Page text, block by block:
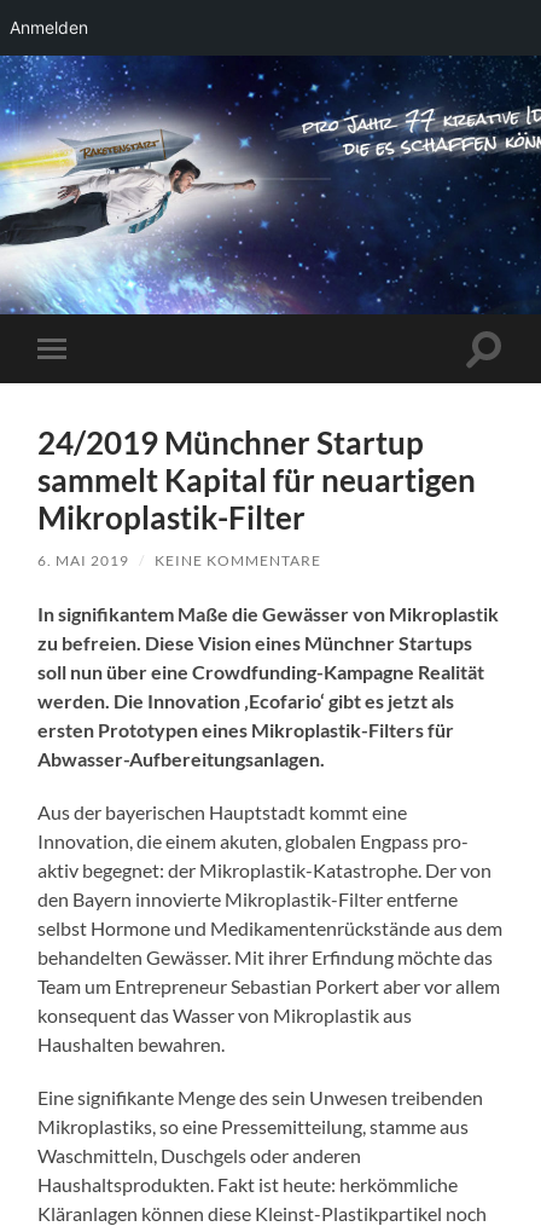
Anmelden
RAKETENSTART
Pro Jahr 77 kreative Ideen, die es schaffen
können ...
Mobile-
Menü
24/2019 Münchner Startup
sammelt Kapital für neuartigen
Mikroplastik-Filter
6. MAI 2019 / KEINE KOMMENTARE
In signifikantem Maße die Gewässer von Mikroplastik
zu befreien. Diese Vision eines Münchner Startups
soll nun über eine Crowdfunding-Kampagne Realität
werden. Die Innovation ‚Ecofario‘ gibt es jetzt als
ersten Prototypen eines Mikroplastik-Filters für
Abwasser-Aufbereitungsanlagen.
Aus der bayerischen Hauptstadt kommt eine
Innovation, die einem akuten, globalen Engpass pro-
aktiv begegnet: der Mikroplastik-Katastrophe. Der von
den Bayern innovierte Mikroplastik-Filter entferne
selbst Hormone und Medikamentenrückstände aus dem
behandelten Gewässer. Mit ihrer Erfindung möchte das
Team um Entrepreneur Sebastian Porkert aber vor allem
konsequent das Wasser von Mikroplastik aus
Haushalten bewahren.
Eine signifikante Menge des sein Unwesen treibenden
Mikroplastiks, so eine Pressemitteilung, stamme aus
Waschmitteln, Duschgels oder anderen
Haushaltsprodukten. Fakt ist heute: herkömmliche
Kläranlagen können diese Kleinst-Plastikpartikel noch